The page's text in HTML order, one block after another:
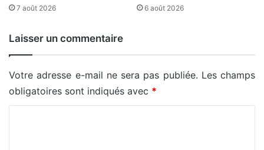
7 août 2026 6 août 2026
Laisser un commentaire
Votre adresse e-mail ne sera pas publiée. Les champs
obligatoires sont indiqués avec *